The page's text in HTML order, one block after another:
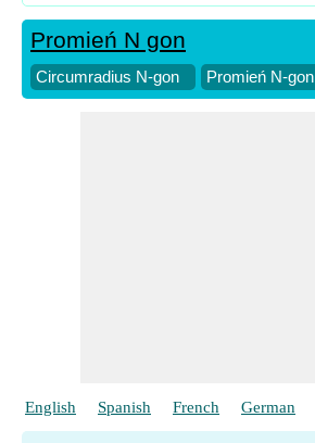
Promień N gon
Circumradius N-gon Promień N-gon
English Spanish French German